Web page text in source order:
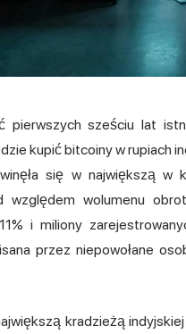
pierwszych sześciu lat
kupić bitcoiny w rupiach
się w największą w
względem wolumenu
i miliony
przez niepowołane
kradzieżą